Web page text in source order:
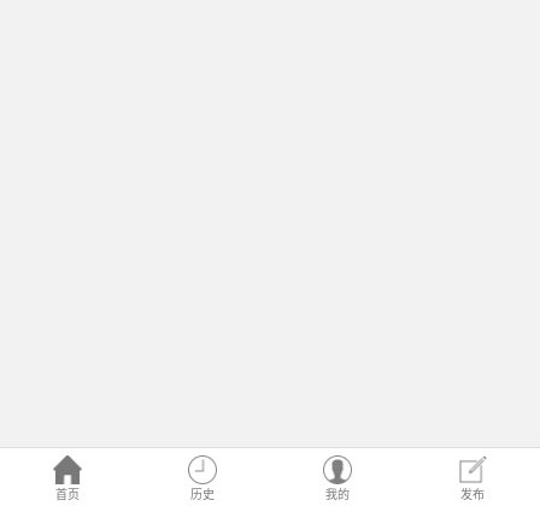
首页 历史 我的 发布